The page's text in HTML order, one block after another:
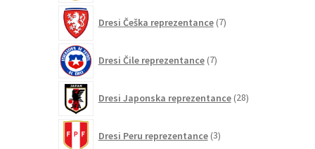
Dresi Češka reprezentance 7izdelkov
Dresi Čile reprezentance 7izdelkov
Dresi Japonska reprezentance 28izdelkov
Dresi Peru reprezentance 3izdelki